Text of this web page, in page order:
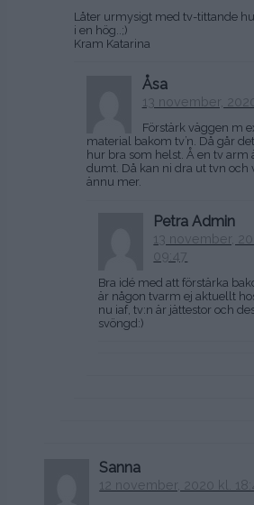
Låter urmysigt med tv-tittande
i en hög..;)
Kram Katarina
Åsa
13 november,
Förstärk väggen m
material bakom tv’n. Då går
hur bra som helst. Å en tv arm
dumt. Då kan ni dra ut tvn och
ännu mer.
Petra Admin
13 november,
09:47
Bra idé med att förstärka
är någon tvarm ej aktuellt
nu iaf, tv:n är jättestor och
svöngd:)
Sanna
12 november, 2020 kl.